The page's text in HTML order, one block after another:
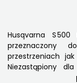
Husqvarna S
przeznaczony
przestrzeniach
Niezastąpiony